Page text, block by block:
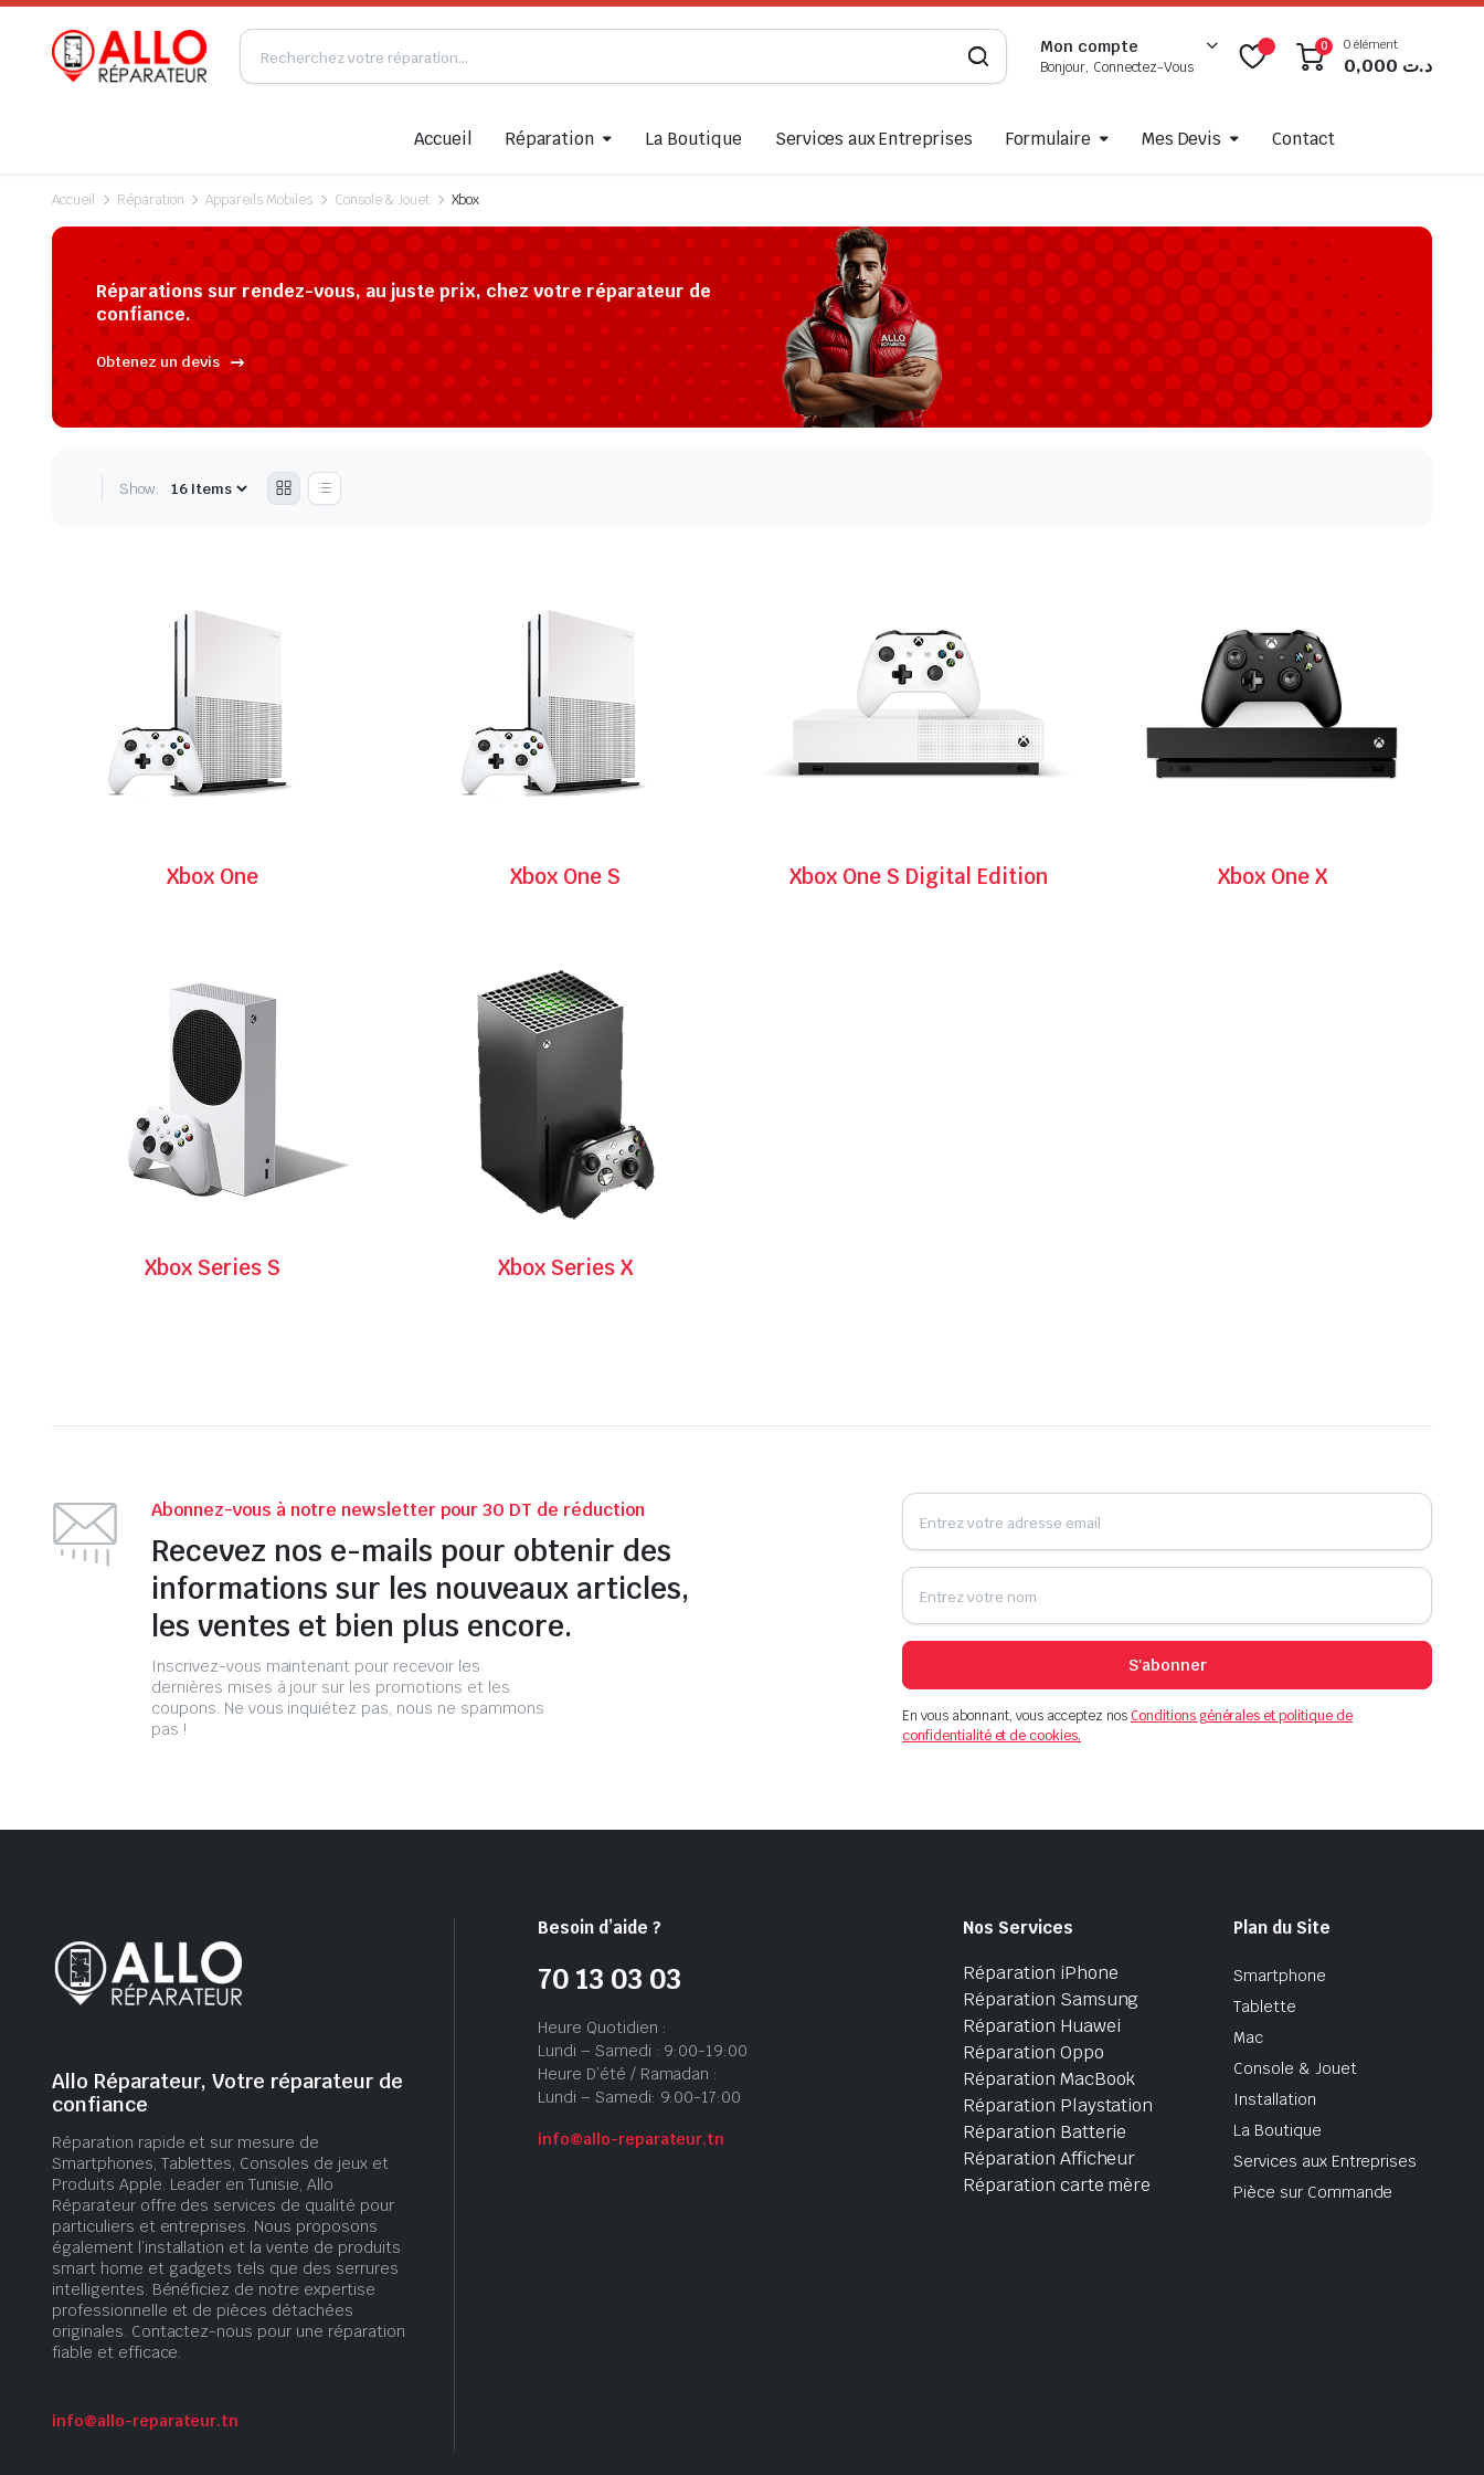
Mon compte
Bonjour, Connectez-Vous
0 0 élément
د.ت
Accueil Réparation La Boutique Services aux Entreprises Formulaire Mes Devis Contact
Accueil Réparation Appareils Mobiles Console & Jouet Xbox
Réparations sur rendez-vous, au juste prix, chez votre réparateur de
confiance.
Obtenez un devis
Show:
Xbox One Xbox One S Xbox One S Digital Edition Xbox One X
Xbox Series S Xbox Series X
Abonnez-vous à notre newsletter pour 30 DT de réduction
Recevez nos e-mails pour obtenir des
informations sur les nouveaux articles,
les ventes et bien plus encore.
Inscrivez-vous maintenant pour recevoir les
dernières mises à jour sur les promotions et les
coupons. Ne vous inquiétez pas, nous ne spammons
pas !
S'abonner
En vous abonnant, vous acceptez nosConditions générales et politique de
confidentialité et de cookies.
Allo Réparateur, Votre réparateur de
confiance
Réparation rapide et sur mesure de
Smartphones, Tablettes, Consoles de jeux et
Produits Apple. Leader en Tunisie, Allo
Réparateur offre des services de qualité pour
particuliers et entreprises. Nous proposons
également l’installation et la vente de produits
smart home et gadgets tels que des serrures
intelligentes. Bénéficiez de notre expertise
professionnelle et de pièces détachées
originales. Contactez-nous pour une réparation
fiable et efficace.
info@allo-reparateur.tn
Besoin d’aide ?
70 13 03 03
Heure Quotidien :
Lundi – Samedi : 9:00-19:00
Heure D’été / Ramadan :
Lundi – Samedi: 9:00-17:00
info@allo-reparateur.tn
Nos Services
Réparation iPhone
Réparation Samsung
Réparation Huawei
Réparation Oppo
Réparation MacBook
Réparation Playstation
Réparation Batterie
Réparation Afficheur
Réparation carte mère
Plan du Site
Smartphone
Tablette
Mac
Console & Jouet
Installation
La Boutique
Services aux Entreprises
Pièce sur Commande